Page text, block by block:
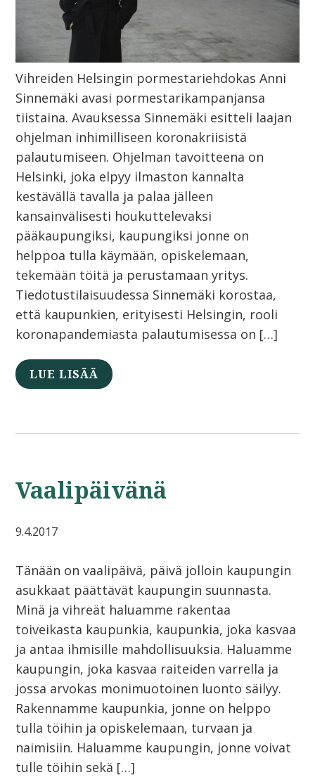
Vihreiden Helsingin pormestariehdokas Anni
Sinnemäki avasi pormestarikampanjansa
tiistaina. Avauksessa Sinnemäki esitteli laajan
ohjelman inhimilliseen koronakriisistä
palautumiseen. Ohjelman tavoitteena on
Helsinki, joka elpyy ilmaston kannalta
kestävällä tavalla ja palaa jälleen
kansainvälisesti houkuttelevaksi
pääkaupungiksi, kaupungiksi jonne on
helppoa tulla käymään, opiskelemaan,
tekemään töitä ja perustamaan yritys.
Tiedotustilaisuudessa Sinnemäki korostaa,
että kaupunkien, erityisesti Helsingin, rooli
koronapandemiasta palautumisessa on […]
LUE LISÄÄ
Vaalipäivänä
9.4.2017
Tänään on vaalipäivä, päivä jolloin kaupungin
asukkaat päättävät kaupungin suunnasta.
Minä ja vihreät haluamme rakentaa
toiveikasta kaupunkia, kaupunkia, joka kasvaa
ja antaa ihmisille mahdollisuuksia. Haluamme
kaupungin, joka kasvaa raiteiden varrella ja
jossa arvokas monimuotoinen luonto säilyy.
Rakennamme kaupunkia, jonne on helppo
tulla töihin ja opiskelemaan, turvaan ja
naimisiin. Haluamme kaupungin, jonne voivat
tulle töihin sekä […]